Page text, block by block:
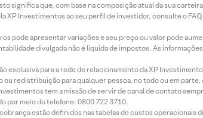
significa que, com base na composição atual da sua
XP Investimentos ao seu perfil de investidor, consulte o
pode apresentar variações e seu preço ou valor pode
divulgada não é líquida de impostos. As
exclusiva para a rede de relacionamento da XP
ou redistribuição para qualquer pessoa, no todo ou em
tem a missão de servir de canal de contato
por meio do telefone: 0800 722 3710.
estão definidos nas tabelas de custos operacionais